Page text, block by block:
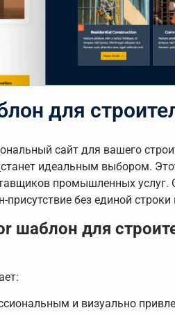
для
сайт для вашего
станет идеальным выбором.
промышленных услуг.
без единой строки
шаблон для
и визуально